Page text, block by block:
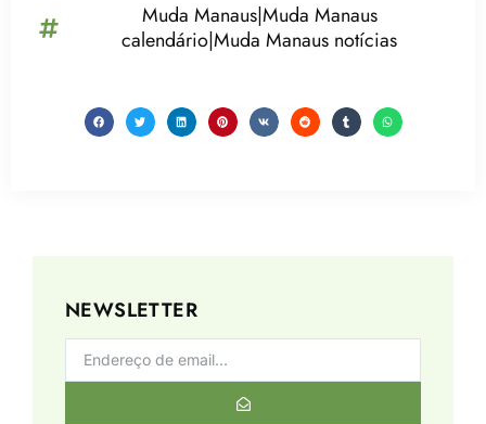
Muda Manaus|Muda Manaus
calendário|Muda Manaus notícias
NEWSLETTER